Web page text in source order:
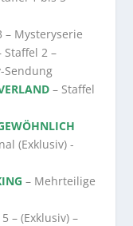
– Mysteryserie
Staffel 2 –
Sendung
– Staffel
(Exklusiv) -
– Mehrteilige
– (Exklusiv) –